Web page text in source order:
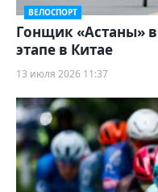
ВЕЛОСПОРТ
Гонщик «Астаны»
этапе в Китае
13 июля 2026 11:37